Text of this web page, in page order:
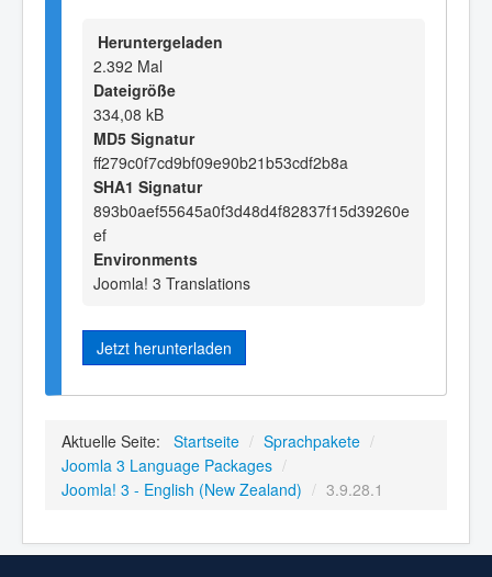
Heruntergeladen
2.392 Mal
Dateigröße
334,08 kB
MD5 Signatur
ff279c0f7cd9bf09e90b21b53cdf2b8a
SHA1 Signatur
893b0aef55645a0f3d48d4f82837f15d39260e
ef
Environments
Joomla! 3 Translations
Jetzt herunterladen
Aktuelle Seite: Startseite / Sprachpakete /
Joomla 3 Language Packages /
Joomla! 3 - English (New Zealand) / 3.9.28.1